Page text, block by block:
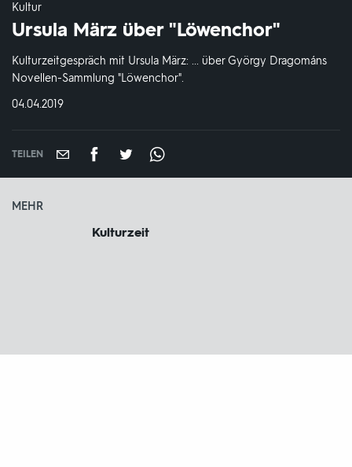
Kultur
Ursula März über "Löwenchor"
Kulturzeitgespräch mit Ursula März: ... über György Dragománs
Novellen-Sammlung "Löwenchor".
DATUM:
04.04.2019
TEILEN
MEHR
Kulturzeit